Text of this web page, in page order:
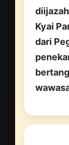
Kyai
dari